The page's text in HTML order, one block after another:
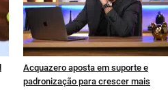
Acquazero aposta em suporte e
padronização para crescer mais